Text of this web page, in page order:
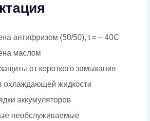
антифризом (50/50), t = – 40C
маслом
от короткого замыкания
охлаждающей жидкости
аккумуляторов
необслуживаемые